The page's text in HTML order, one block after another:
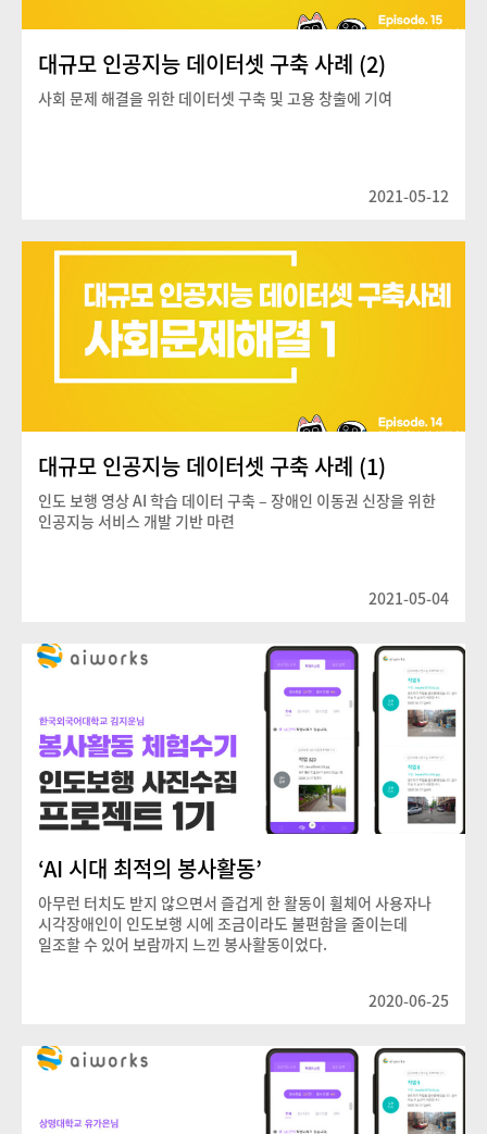
대규모 인공지능 데이터셋 구축 사례 (2)
사회 문제 해결을 위한 데이터셋 구축 및 고용 창출에 기여
2021-05-12
대규모 인공지능 데이터셋 구축 사례 (1)
인도 보행 영상 AI 학습 데이터 구축 – 장애인 이동권 신장을 위한
인공지능 서비스 개발 기반 마련
2021-05-04
‘AI 시대 최적의 봉사활동’
아무런 터치도 받지 않으면서 즐겁게 한 활동이 휠체어 사용자나
시각장애인이 인도보행 시에 조금이라도 불편함을 줄이는데
일조할 수 있어 보람까지 느낀 봉사활동이었다.
2020-06-25